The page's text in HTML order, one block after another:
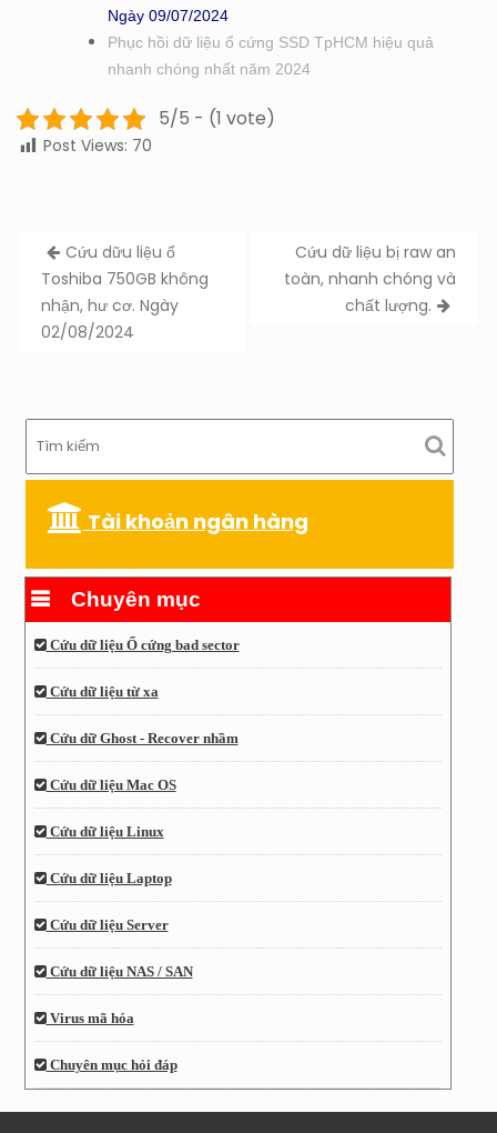
Ngày 09/07/2024
Phục hồi dữ liệu ổ cứng SSD TpHCM hiệu quả
nhanh chóng nhất năm 2024
5/5 - (1 vote)
Post Views: 70
Post
navigation
Cứu dữu liệu ổ
Toshiba 750GB không
nhận, hư cơ. Ngày
02/08/2024
Cứu dữ liệu bị raw an
toàn, nhanh chóng và
chất lượng.
Tài khoản ngân hàng
Chuyên mục
Cứu dữ liệu Ổ cứng bad sector
Cứu dữ liệu từ xa
Cứu dữ Ghost - Recover nhầm
Cứu dữ liệu Mac OS
Cứu dữ liệu Linux
Cứu dữ liệu Laptop
Cứu dữ liệu Server
Cứu dữ liệu NAS / SAN
Virus mã hóa
Chuyên mục hỏi đáp